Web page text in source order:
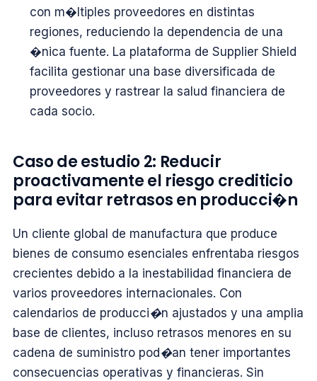
con m�ltiples proveedores en distintas
regiones, reduciendo la dependencia de una
�nica fuente. La plataforma de Supplier Shield
facilita gestionar una base diversificada de
proveedores y rastrear la salud financiera de
cada socio.
Caso de estudio 2: Reducir
proactivamente el riesgo crediticio
para evitar retrasos en producci�n
Un cliente global de manufactura que produce
bienes de consumo esenciales enfrentaba riesgos
crecientes debido a la inestabilidad financiera de
varios proveedores internacionales. Con
calendarios de producci�n ajustados y una amplia
base de clientes, incluso retrasos menores en su
cadena de suministro pod�an tener importantes
consecuencias operativas y financieras. Sin